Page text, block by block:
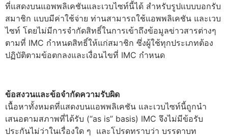
ที่แสดงบนแอพพลิเคชันและเวบไซท์นี้ได้ สำหรับรูปแบบบอกรับ
สมาชิก แบบมีค่าใช้จ่าย ท่านสามารถใช้แอพพลิเคชัน และเวบ
ไซท์ โดยไม่มีการจำกัดสิทธิ์ในการเข้าถึงข้อมูลข่าวสารต่างๆ
ตามที่ IMC กำหนดสิทธิ์ให้แก่สมาชิก ซึ่งผู้ใช้ทุกประเภทต้อง
ปฏิบัติตามข้อตกลงและเงื่อนไขที่ IMC กำหนด
ข้อสงวนและข้อจำกัดความรับผิด
เนื้อหาทั้งหมดที่แสดงบนแอพพลิเคชัน และเวบไซท์นี้ถูกนำ
เสนอตามสภาพที่ได้รับ (“as is” basis) IMC จึงไม่มีข้อรับ
ประกันไม่ว่าในเรื่องใด ๆ และโปรดทราบว่า บรรดาบท